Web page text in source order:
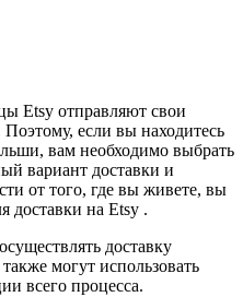
Etsy отправляют свои
если вы находитесь
вам необходимо выбрать
вариант доставки и
от того, где вы живете, вы
доставки на Etsy .
доставку
могут использовать
всего процесса.